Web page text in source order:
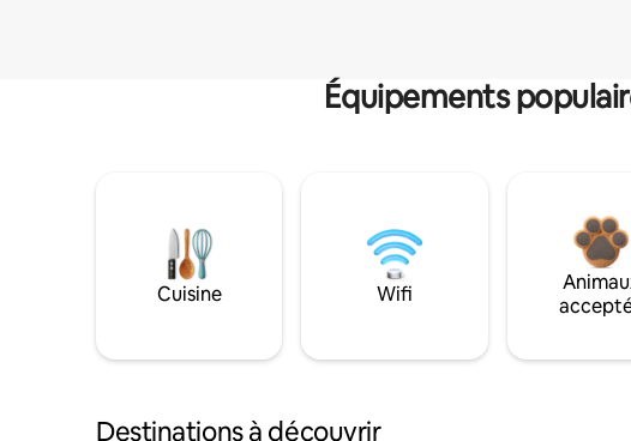
Équipements
Cuisine Wifi
Destinations à découvrir